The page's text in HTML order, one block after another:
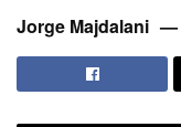
Jorge Majdalani